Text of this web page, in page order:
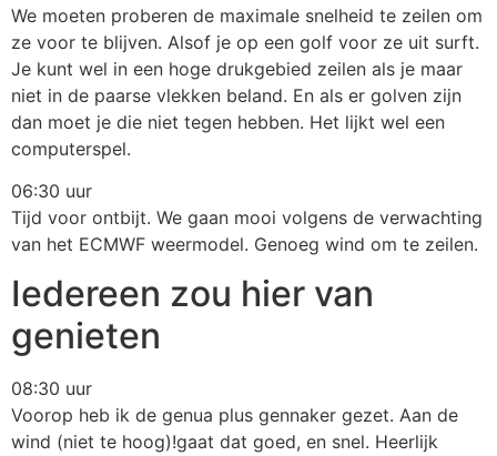
We moeten proberen de maximale snelheid te zeilen om
ze voor te blijven. Alsof je op een golf voor ze uit surft.
Je kunt wel in een hoge drukgebied zeilen als je maar
niet in de paarse vlekken beland. En als er golven zijn
dan moet je die niet tegen hebben. Het lijkt wel een
computerspel.
06:30 uur
Tijd voor ontbijt. We gaan mooi volgens de verwachting
van het ECMWF weermodel. Genoeg wind om te zeilen.
Iedereen zou hier van
genieten
08:30 uur
Voorop heb ik de genua plus gennaker gezet. Aan de
wind (niet te hoog)!gaat dat goed, en snel. Heerlijk